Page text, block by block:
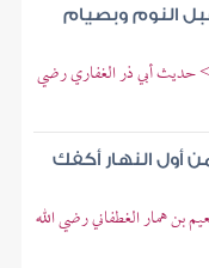
النوم وبصيام
حديث أبي ذر الغفاري رضي
أول النهار أكفك
بن همار الغطفاني رضي الله